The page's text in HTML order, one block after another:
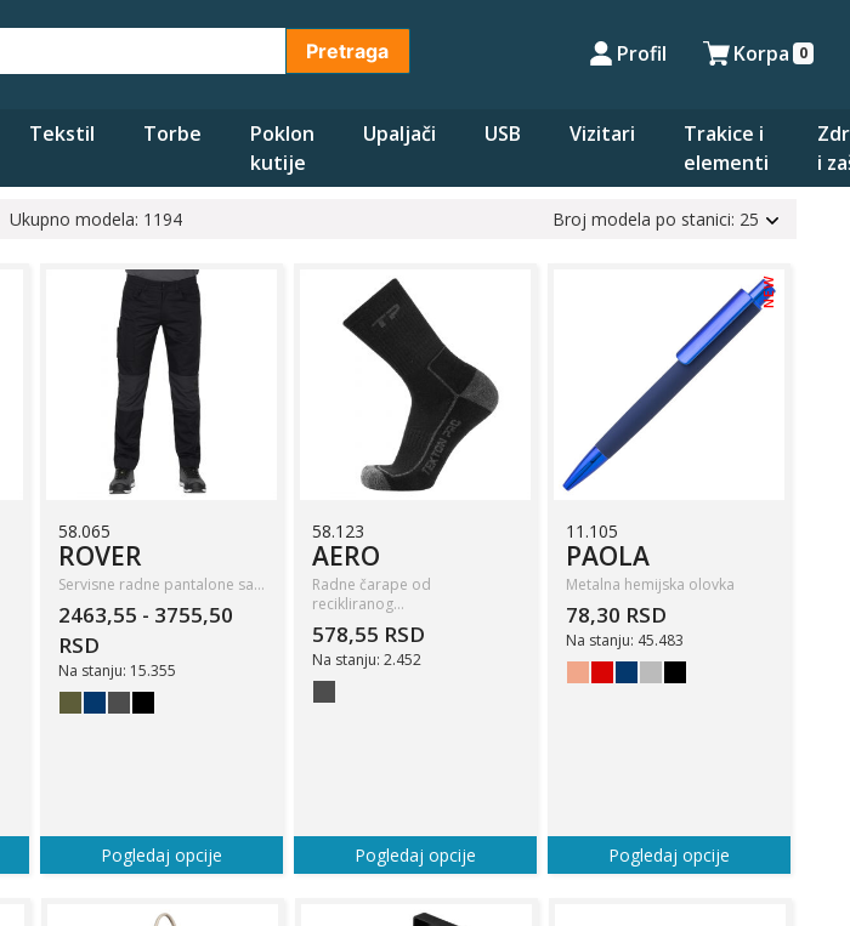
Pretraga Profil Korpa 0
Tekstil Torbe
Poklon
kutije
Upaljači USB Vizitari
Trakice i
elementi
i
Ukupno modela: 1194 Broj modela po stanici: 25
58.065
ROVER
Servisne radne pantalone sa…
2463,55 - 3755,50
RSD
Na stanju: 15.355
Pogledaj opcije
58.123
AERO
Radne čarape od
recikliranog…
578,55 RSD
Na stanju: 2.452
Pogledaj opcije
NEW
11.105
PAOLA
Metalna hemijska olovka
78,30 RSD
Na stanju: 45.483
Pogledaj opcije